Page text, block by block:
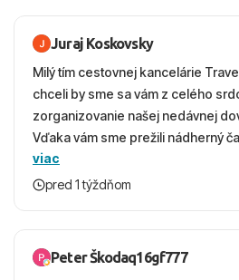
Juraj Koskovsky
Milý tím cestovnej kancelárie
chceli by sme sa vám z celého
zorganizovanie našej nedávnej
Vďaka vám sme prežili nádherný
ešte dlho s úsmevom spomínať.
absolútne hladko – od prvotného
bola to trefa do čierneho! ​Čo nás
služby a personál: Vždy
viac
pred 1 týždňom
Peter Škodaq16gf777